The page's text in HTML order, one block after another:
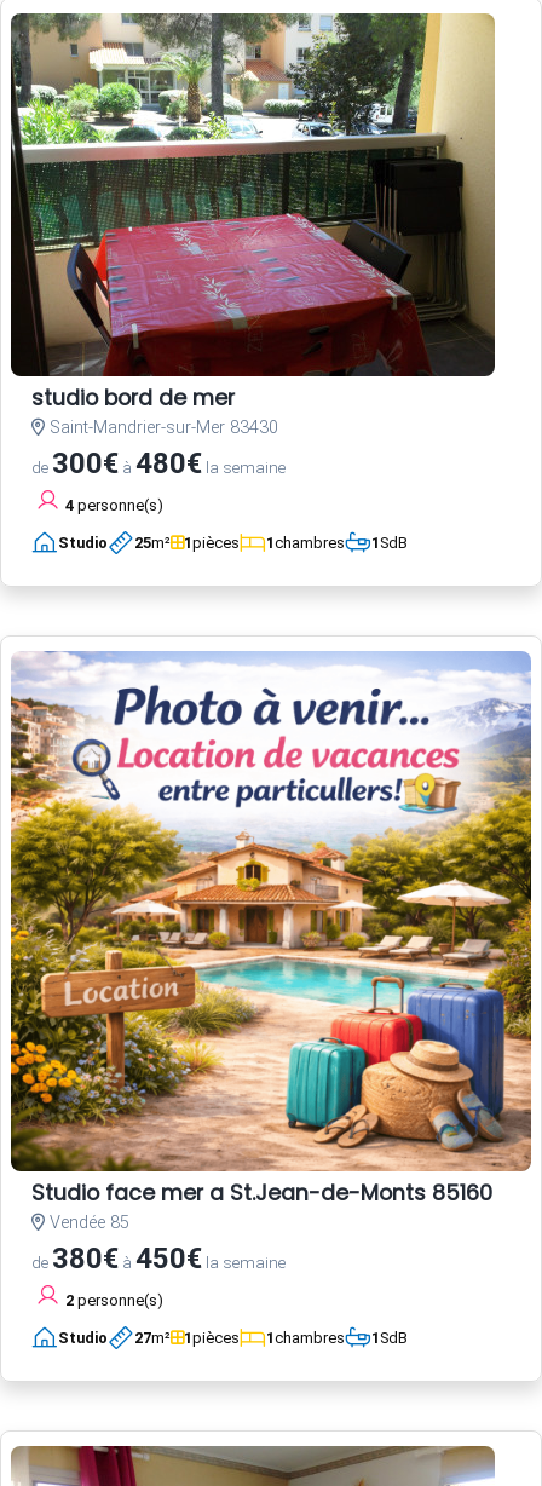
studio bord de mer
Saint-Mandrier-sur-Mer 83430
de 300€ à 480€ la semaine
4 personne(s)
Studio 25m² 1pièces 1chambres 1SdB
Studio face mer a St.Jean-de-Monts 85160
Vendée 85
de 380€ à 450€ la semaine
2 personne(s)
Studio 27m² 1pièces 1chambres 1SdB